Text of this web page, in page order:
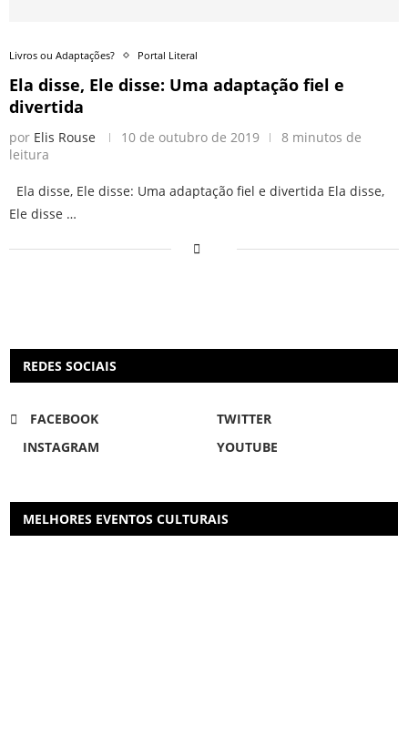
Livros ou Adaptações? Portal Literal
Ela disse, Ele disse: Uma adaptação fiel e
divertida
por Elis Rouse 10 de outubro de 2019
8 minutos de
leitura
Ela disse, Ele disse: Uma adaptação fiel e divertida Ela disse,
Ele disse …
REDES SOCIAIS
FACEBOOK
TWITTER
INSTAGRAM
YOUTUBE
MELHORES EVENTOS CULTURAIS